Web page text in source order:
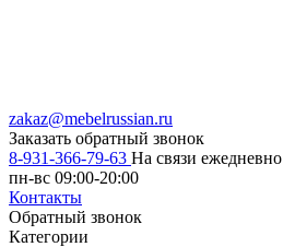
zakaz@mebelrussian.ru
Заказать обратный звонок
8-931-366-79-63 На связи ежедневно
пн-вс 09:00-20:00
Контакты
Обратный звонок
Категории